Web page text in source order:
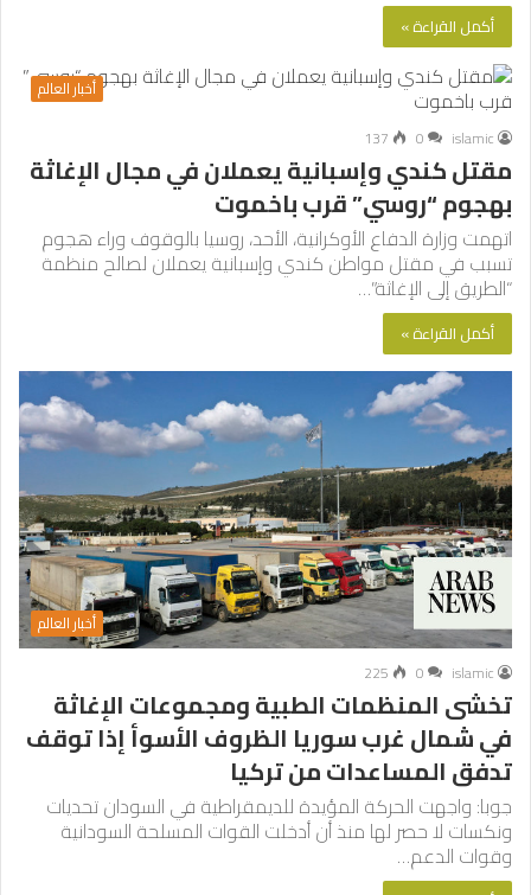
أكمل القراءة »
أخبار العالم
islamic
0
137
مقتل كندي وإسبانية يعملان في مجال الإغاثة
بهجوم “روسي” قرب باخموت
اتهمت وزارة الدفاع الأوكرانية، الأحد، روسيا بالوقوف وراء هجوم
تسبب في مقتل مواطن كندي وإسبانية يعملان لصالح منظمة
“الطريق إلى الإغاثة”…
أكمل القراءة »
أخبار العالم
islamic
0
225
تخشى المنظمات الطبية ومجموعات الإغاثة
في شمال غرب سوريا الظروف الأسوأ إذا توقف
تدفق المساعدات من تركيا
جوبا: واجهت الحركة المؤيدة للديمقراطية في السودان تحديات
ونكسات لا حصر لها منذ أن أدخلت القوات المسلحة السودانية
وقوات الدعم…